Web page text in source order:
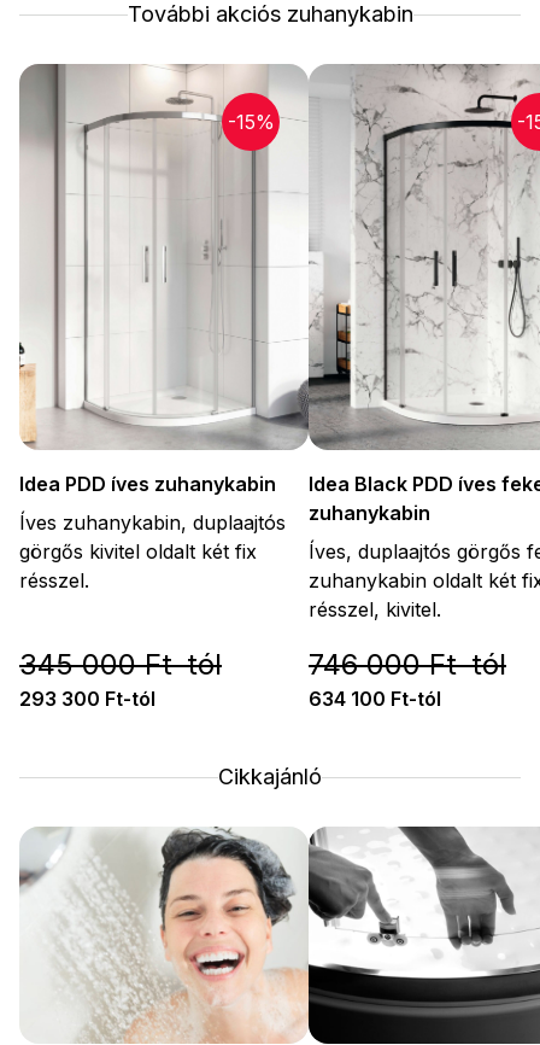
További akciós zuhanykabin
-15%
Idea PDD íves zuhanykabin
Íves zuhanykabin, duplaajtós
görgős kivitel oldalt két fix
résszel.
345 000 Ft-tól
293 300 Ft-tól
-
Idea Black PDD íves
zuhanykabin
Íves, duplaajtós görgős
zuhanykabin oldalt két
résszel, kivitel.
746 000 Ft-tól
634 100 Ft-tól
Cikkajánló